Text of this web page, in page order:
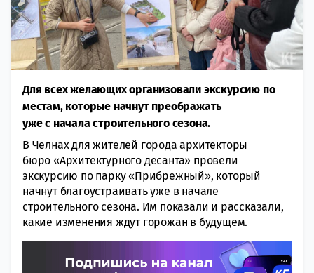
Для всех желающих организовали экскурсию по
местам, которые начнут преображать
уже с начала строительного сезона.
В Челнах для жителей города архитекторы
бюро «Архитектурного десанта» провели
экскурсию по парку «Прибрежный», который
начнут благоустраивать уже в начале
строительного сезона. Им показали и рассказали,
какие изменения ждут горожан в будущем.